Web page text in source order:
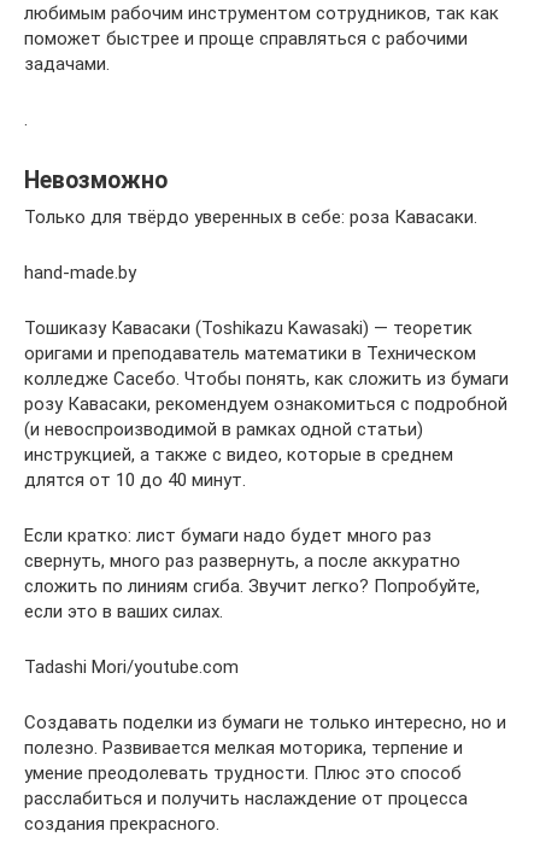
любимым рабочим инструментом сотрудников, так как
поможет быстрее и проще справляться с рабочими
задачами.
.
Невозможно
Только для твёрдо уверенных в себе: роза Кавасаки.
hand-made.by
Тошиказу Кавасаки (Toshikazu Kawasaki) — теоретик
оригами и преподаватель математики в Техническом
колледже Сасебо. Чтобы понять, как сложить из бумаги
розу Кавасаки, рекомендуем ознакомиться с подробной
(и невоспроизводимой в рамках одной статьи)
инструкцией, а также c видео, которые в среднем
длятся от 10 до 40 минут.
Если кратко: лист бумаги надо будет много раз
свернуть, много раз развернуть, а после аккуратно
сложить по линиям сгиба. Звучит легко? Попробуйте,
если это в ваших силах.
Tadashi Mori/youtube.com
Создавать поделки из бумаги не только интересно, но и
полезно. Развивается мелкая моторика, терпение и
умение преодолевать трудности. Плюс это способ
расслабиться и получить наслаждение от процесса
создания прекрасного.